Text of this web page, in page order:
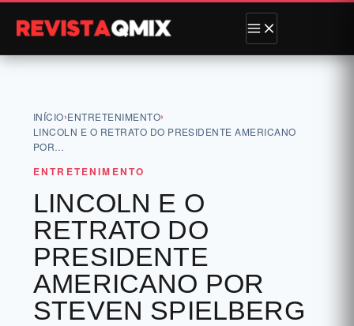
INÍCIO›ENTRETENIMENTO›
LINCOLN E O RETRATO DO PRESIDENTE AMERICANO
POR…
ENTRETENIMENTO
LINCOLN E O
RETRATO DO
PRESIDENTE
AMERICANO POR
STEVEN SPIELBERG